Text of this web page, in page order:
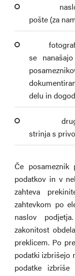
naslov
pošte (za
se
delu in
druge
strinja s
Če posameznik
podatkov in v
zahteva
zahtevkom po
naslov
zakonitost
preklicem. Po
podatki izbrišejo
podatke